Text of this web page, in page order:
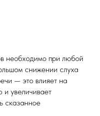
необходимо при любой
снижении слуха
— это влияет на
и увеличивает
сказанное